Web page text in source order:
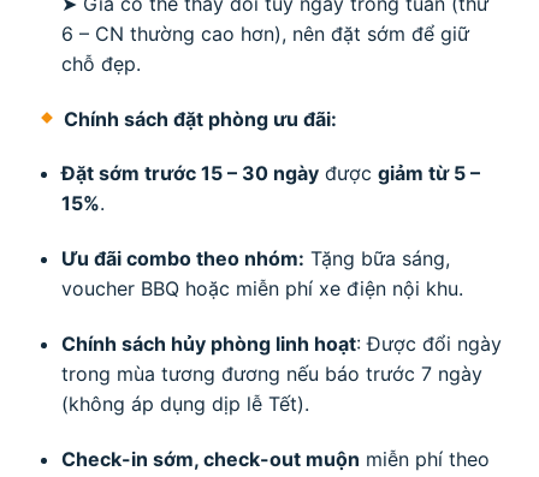
➤ Giá có thể thay đổi tùy ngày trong tuần (thứ
6 – CN thường cao hơn), nên đặt sớm để giữ
chỗ đẹp.
Chính sách đặt phòng ưu đãi:
Đặt sớm trước 15 – 30 ngàyđược giảm từ 5 –
15%.
Ưu đãi combo theo nhóm: Tặng bữa sáng,
voucher BBQ hoặc miễn phí xe điện nội khu.
Chính sách hủy phòng linh hoạt: Được đổi ngày
trong mùa tương đương nếu báo trước 7 ngày
(không áp dụng dịp lễ Tết).
Check-in sớm, check-out muộn miễn phí theo